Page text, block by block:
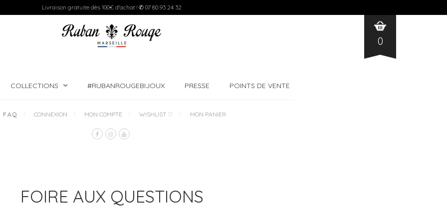
COLLECTIONS #RUBANROUGEBIJOUX PRESSE POINTS DE VENTE
F.A.Q CONNEXION MON COMPTE WISHLIST ♡ MON PANIER
0
FOIRE AUX QUESTIONS
Livraison gratuite dès 100€ d'achat ! ✆ 07 80 93 24 32